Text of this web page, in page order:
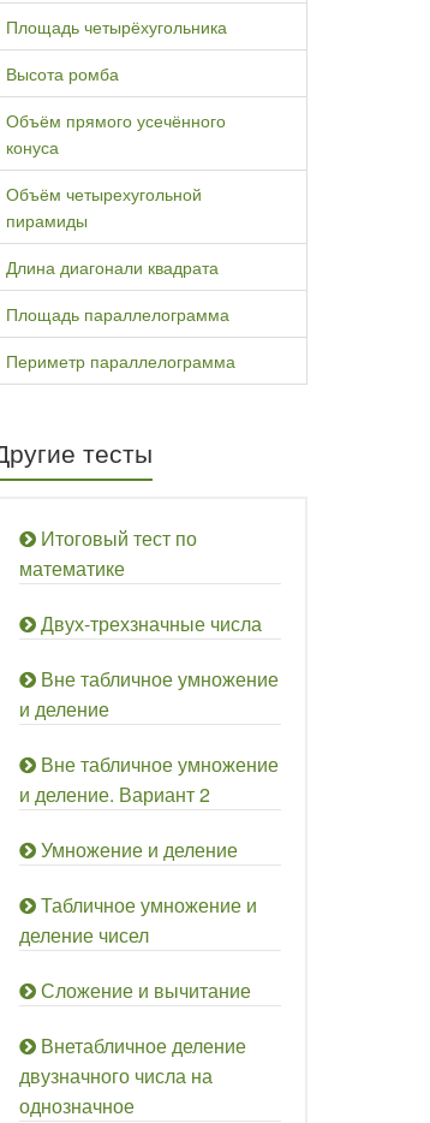
Площадь четырёхугольника
Высота ромба
Объём прямого усечённого
конуса
Объём четырехугольной
пирамиды
Длина диагонали квадрата
Площадь параллелограмма
Периметр параллелограмма
тесты
Итоговый тест по
математике
Двух-трехзначные числа
Вне табличное умножение
и деление
Вне табличное умножение
и деление. Вариант 2
Умножение и деление
Табличное умножение и
деление чисел
Сложение и вычитание
Внетабличное деление
двузначного числа на
однозначное